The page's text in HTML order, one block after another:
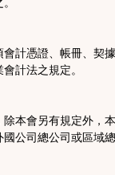
計憑證、帳冊、契
計法之規定。
本會另有規定外，
公司總公司或區域